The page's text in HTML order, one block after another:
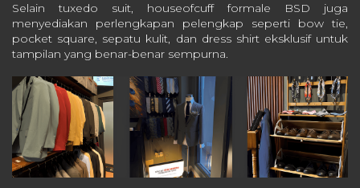
Selain tuxedo suit, houseofcuff formale BSD juga
menyediakan perlengkapan pelengkap seperti bow tie,
pocket square, sepatu kulit, dan dress shirt eksklusif untuk
tampilan yang benar-benar sempurna.